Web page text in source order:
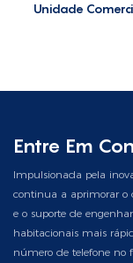
Unidade
Fabricada
Entre Em
Impulsionada pela
continua a aprimorar o
e o suporte de
habitacionais mais
número de telefone no